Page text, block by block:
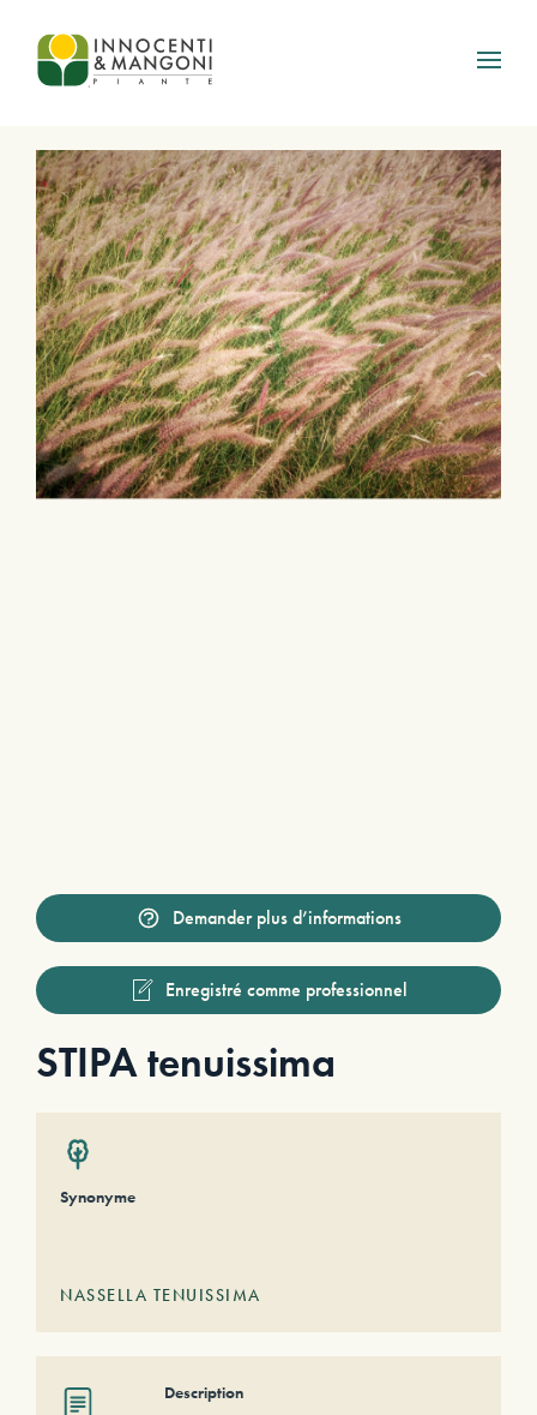
Skip to main content
Demander plus d’informations
Enregistré comme professionnel
STIPA tenuissima
Synonyme
NASSELLA TENUISSIMA
Description